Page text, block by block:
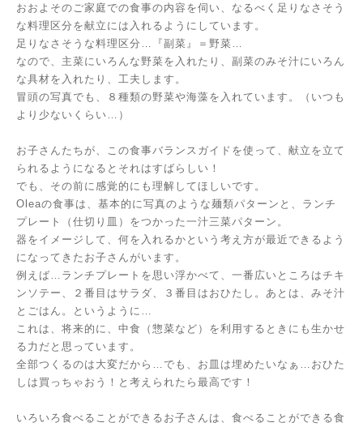
おおよそのご家庭での食事の内容を伺い、なるべく足りなさそう
な料理区分を献立には入れるようにしています。
足りなさそうな料理区分…『副菜』＝野菜…
なので、主菜にいろんな野菜を入れたり、副菜のみそ汁にいろん
な具材を入れたり、工夫します。
冒頭の写真でも、８種類の野菜や海藻を入れています。（いつも
より少ないくらい…）
お子さんたちが、この食事バランスガイドを使って、献立を立て
られるようになるとそれはすばらしい！
でも、その前に感覚的にも理解してほしいです。
Oleaの食事は、基本的に写真のような麺類パターンと、ランチ
プレート（仕切り皿）をつかった一汁三菜パターン。
器をイメージして、何を入れるかという考え方が最近できるよう
になってきたお子さんがいます。
例えば…ランチプレートを思い浮かべて、一番広いところはチキ
ンソテー、２番目はサラダ、３番目はおひたし。あとは、みそ汁
とごはん。というように…
これは、将来的に、中食（惣菜など）を利用するときにも生かせ
る力だと思っています。
全部つくるのは大変だから…でも、お皿は埋めたいなぁ…おひた
しは買っちゃおう！と考えられたら最高です！
いろいろ食べることができるお子さんは、食べることができる食